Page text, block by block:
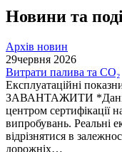
Новини та
Архів новин
29червня 2026
Витрати палива та CO₂
Експлуатаційні
ЗАВАНТАЖИТИ *Дані
центром сертифікації
випробувань. Реальні
відрізнятися в
дорожніх…